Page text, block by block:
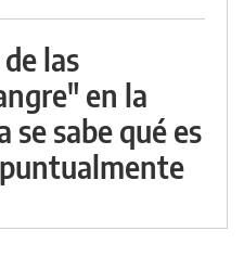
las
en la
sabe qué es